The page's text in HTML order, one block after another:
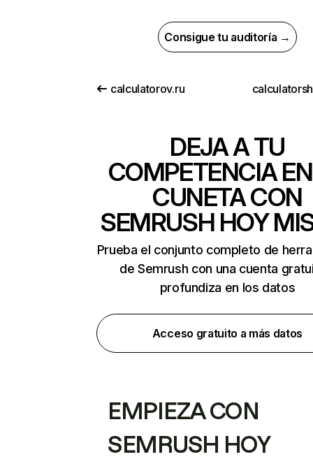
Consigue tu auditoría →
calculatorov.ru
DEJA A TU
COMPETENCIA
CUNETA CON
SEMRUSH HOY
Prueba el conjunto completo de
de Semrush con una cuenta
profundiza en los datos
Acceso gratuito a más datos
EMPIEZA CON
SEMRUSH HOY